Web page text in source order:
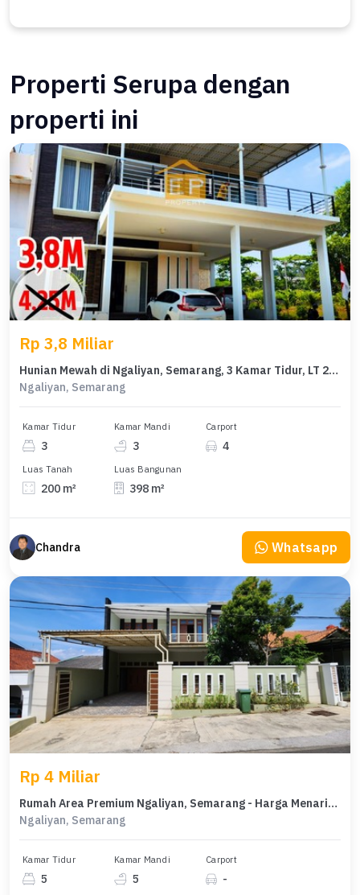
Properti Serupa dengan
properti ini
Rp 3,8 Miliar
Hunian Mewah di Ngaliyan, Semarang, 3 Kamar Tidur, LT 200m²
Ngaliyan, Semarang
Kamar Tidur
3
Kamar Mandi
3
Carport
4
Luas Tanah
200 m²
Luas Bangunan
398 m²
Chandra Whatsapp
Rp 4 Miliar
Rumah Area Premium Ngaliyan, Semarang - Harga Menarik 4 Miliar
Ngaliyan, Semarang
Kamar Tidur
5
Kamar Mandi
5
Carport
-